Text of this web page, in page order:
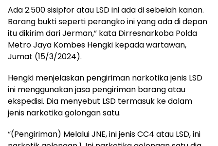
Ada 2.500 sisipfor atau LSD ini ada di sebelah kanan.
Barang bukti seperti perangko ini yang ada di depan
itu dikirim dari Jerman,” kata Dirresnarkoba Polda
Metro Jaya Kombes Hengki kepada wartawan,
Jumat (15/3/2024).
Hengki menjelaskan pengiriman narkotika jenis LSD
ini menggunakan jasa pengiriman barang atau
ekspedisi. Dia menyebut LSD termasuk ke dalam
jenis narkotika golongan satu.
“(Pengiriman) Melalui JNE, ini jenis CC4 atau LSD, ini